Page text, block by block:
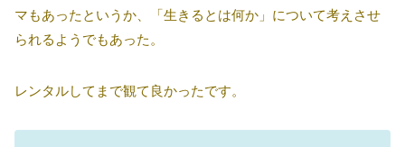
マもあったというか、「生きるとは何か」について考えさせ
られるようでもあった。
レンタルしてまで観て良かったです。